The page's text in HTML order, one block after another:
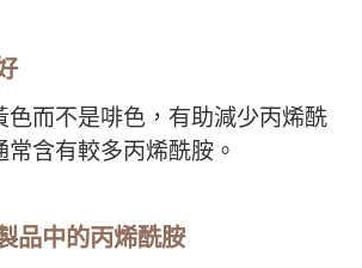
色而不是啡色，有助減少丙烯酰
含有較多丙烯酰胺。
品中的丙烯酰胺